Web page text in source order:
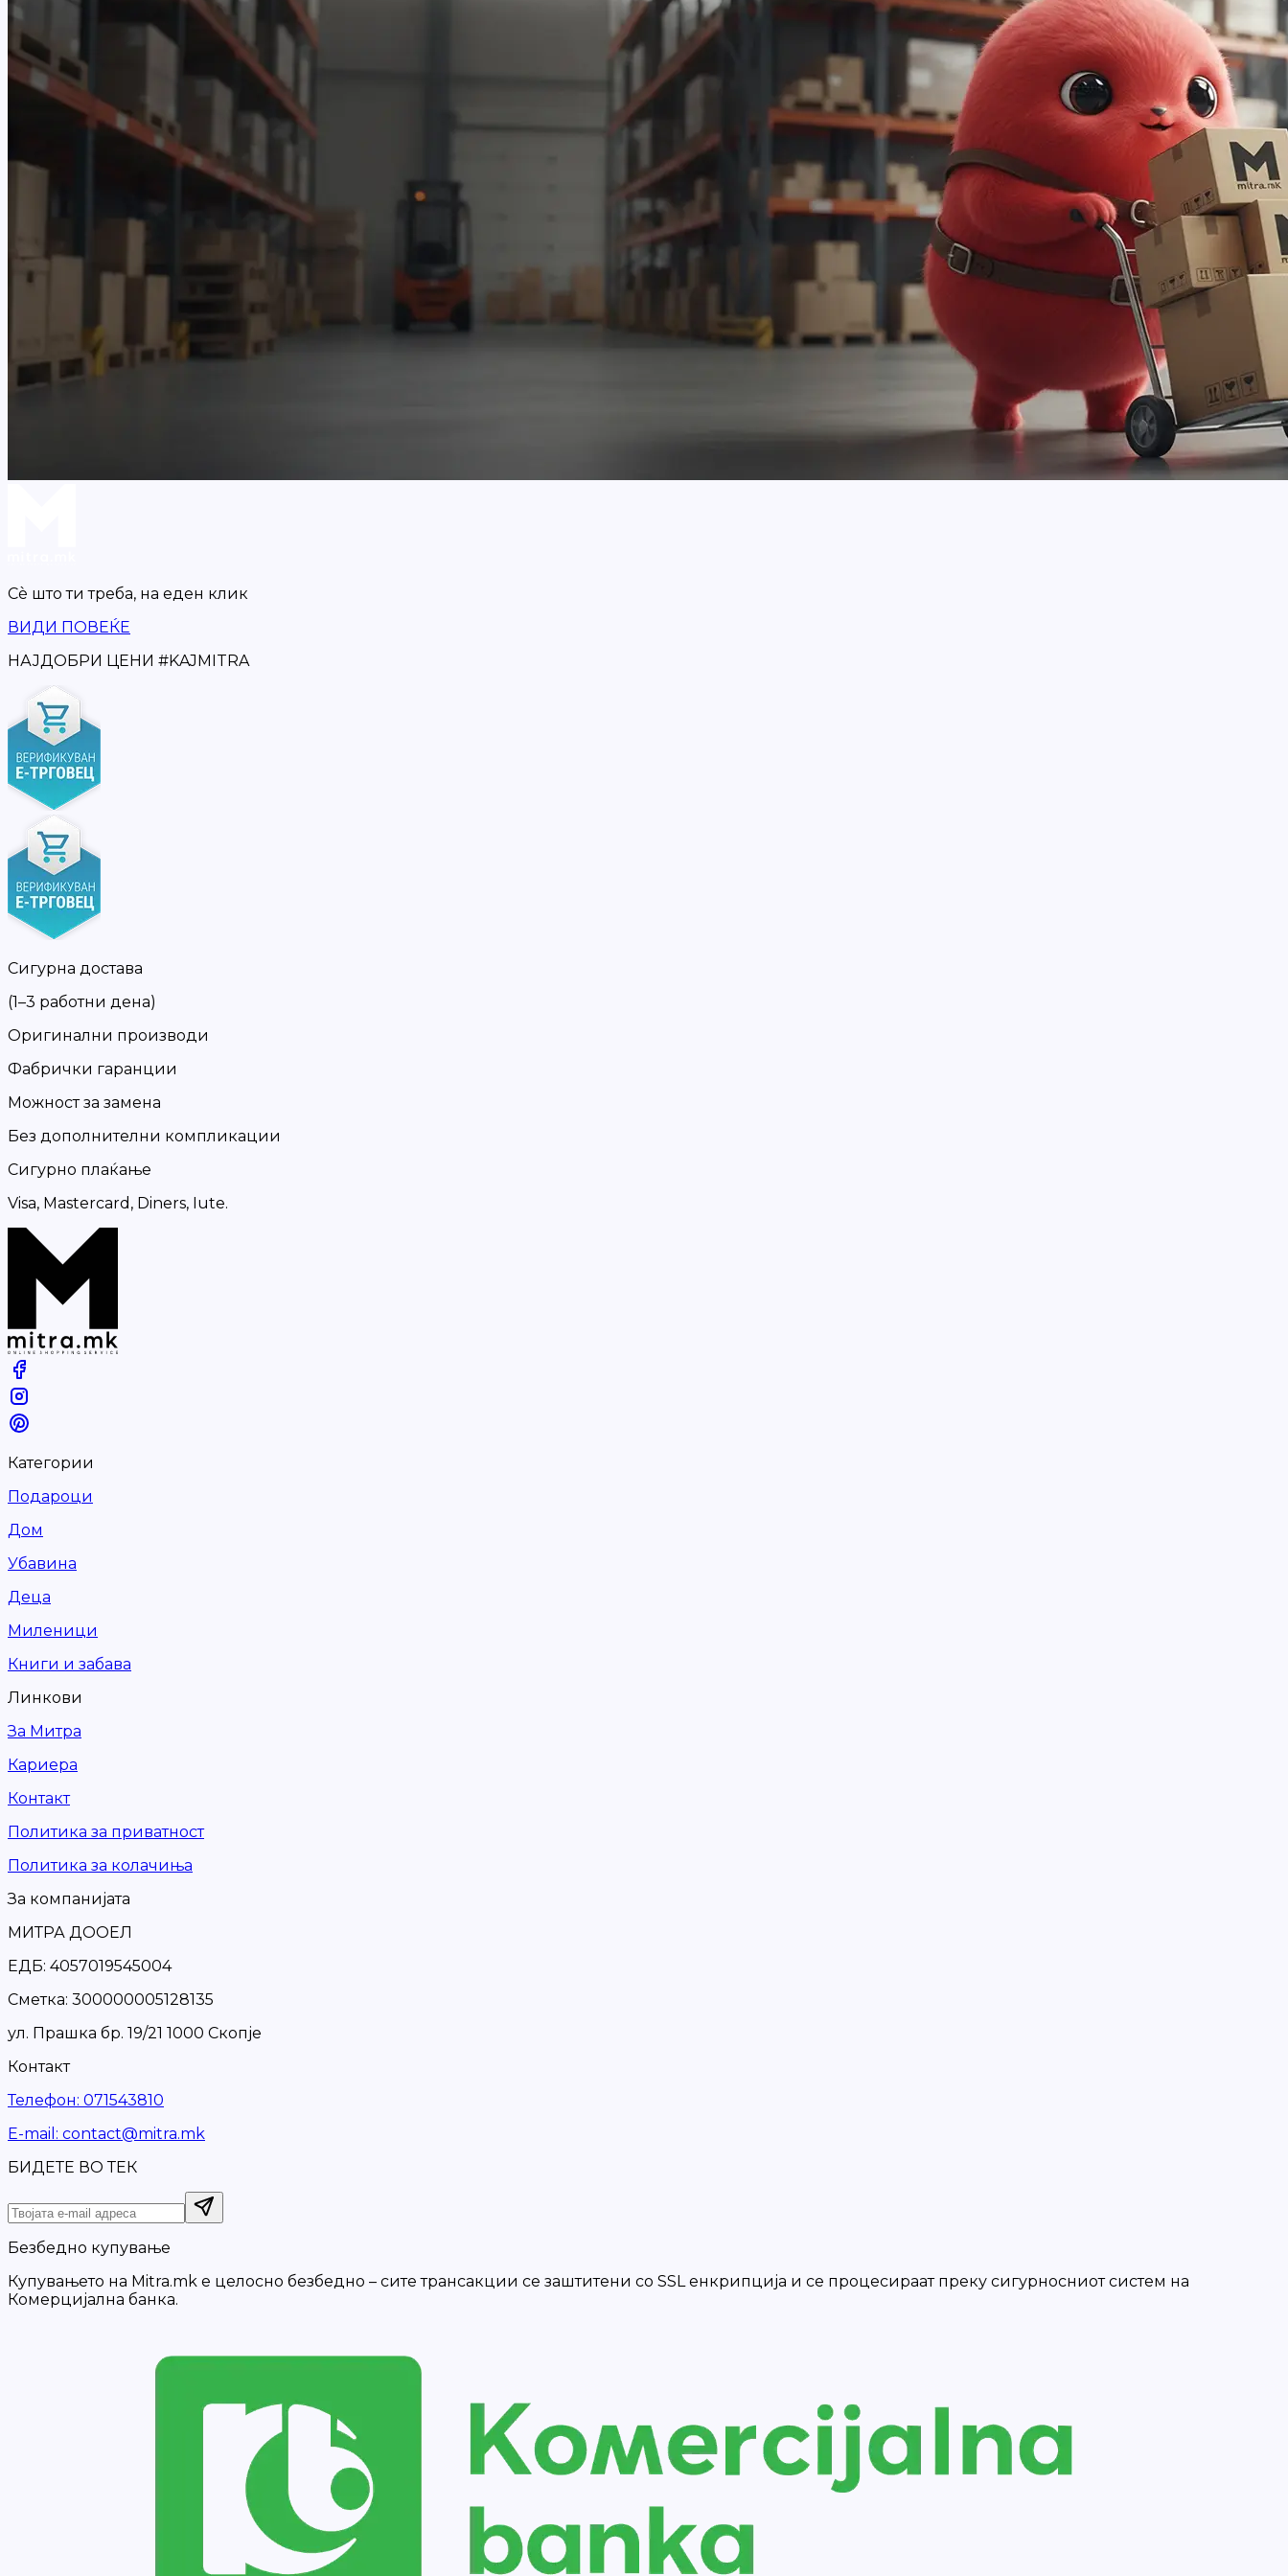
Сè што ти треба, на еден клик
ВИДИ ПОВЕЌЕ
НАЈДОБРИ ЦЕНИ #KAJMITRA
Сигурна достава
(1–3 работни дена)
Оригинални производи
Фабрички гаранции
Можност за замена
Без дополнителни компликации
Сигурно плаќање
Visa, Mastercard, Diners, Iute.
Категории
Подароци
Дом
Убавина
Деца
Миленици
Книги и забава
Линкови
За Митра
Кариера
Контакт
Политика за приватност
Политика за колачиња
За компанијата
МИТРА ДООЕЛ
ЕДБ: 4057019545004
Сметка: 300000005128135
ул. Прашка бр. 19/21 1000 Скопје
Контакт
Телефон: 071543810
Е-mail : contact@mitra.mk
БИДЕТЕ ВО ТЕК
Безбедно купување
Купувањето на Mitra.mk е целосно безбедно – сите трансакции се заштитени со SSL енкрипција и се процесираат преку сигурносниот систем на
Комерцијална банка.